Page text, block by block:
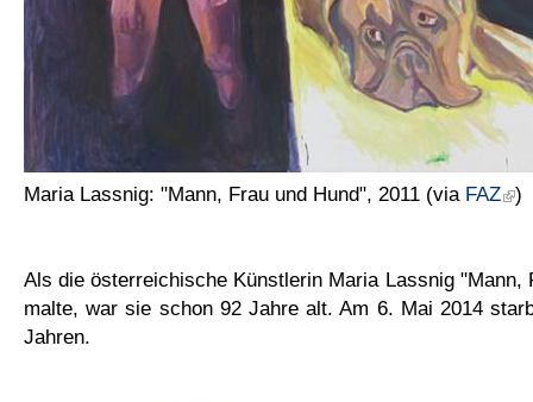
Maria Lassnig: "Mann, Frau und Hund", 2011 (via FAZ )
Als die österreichische Künstlerin Maria Lassnig "Mann,
malte, war sie schon 92 Jahre alt. Am 6. Mai 2014
Jahren.